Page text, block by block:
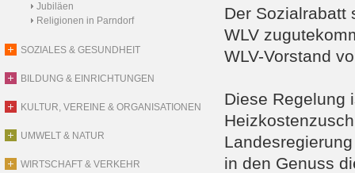
Jubiläen
Religionen in Parndorf
SOZIALES & GESUNDHEIT
BILDUNG & EINRICHTUNGEN
KULTUR, VEREINE & ORGANISATIONEN
UMWELT & NATUR
WIRTSCHAFT & VERKEHR
Der Sozialrabatt
WLV
WLV-Vorstand
Diese Regelung
in den Genuss